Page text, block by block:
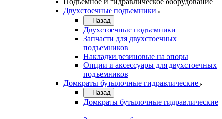
Подъемное и гидравлическое оборудование
Двухстоечные подъемники
Назад
Двухстоечные подъемники
Запчасти для двухстоечных
подъемников
Накладки резиновые на опоры
Опции и аксессуары для двухстоечных
подъемников
Домкраты бутылочные гидравлические
Назад
Домкраты бутылочные гидравлические